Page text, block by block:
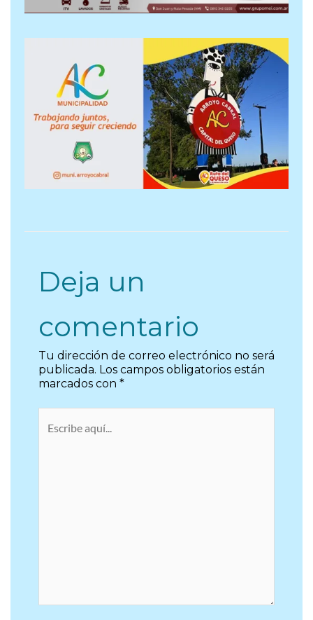
Deja un
comentario
Tu dirección de correo electrónico no será
publicada. Los campos obligatorios están
marcados con*